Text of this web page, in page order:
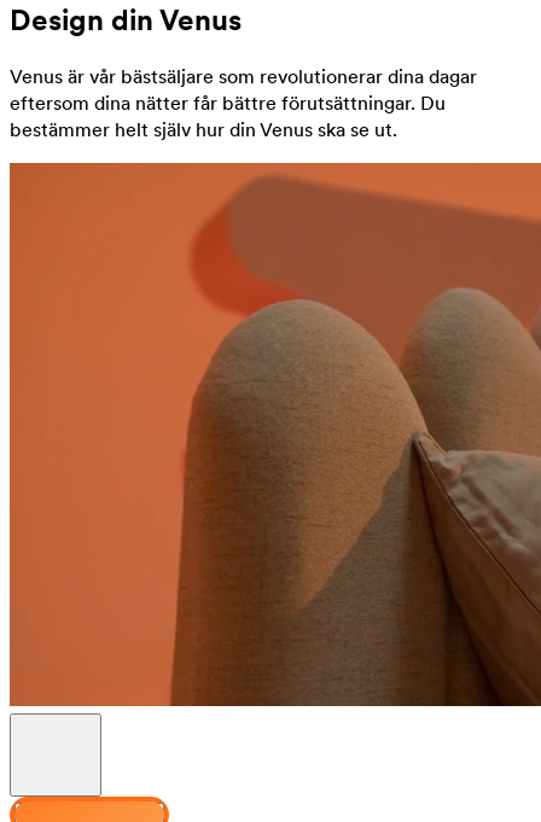
Design din Venus
Venus är vår bästsäljare som revolutionerar dina dagar
eftersom dina nätter får bättre förutsättningar. Du
bestämmer helt själv hur din Venus ska se ut.